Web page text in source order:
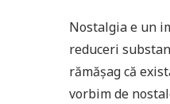
Nostalgia e un
reduceri
rămășag că
vorbim de